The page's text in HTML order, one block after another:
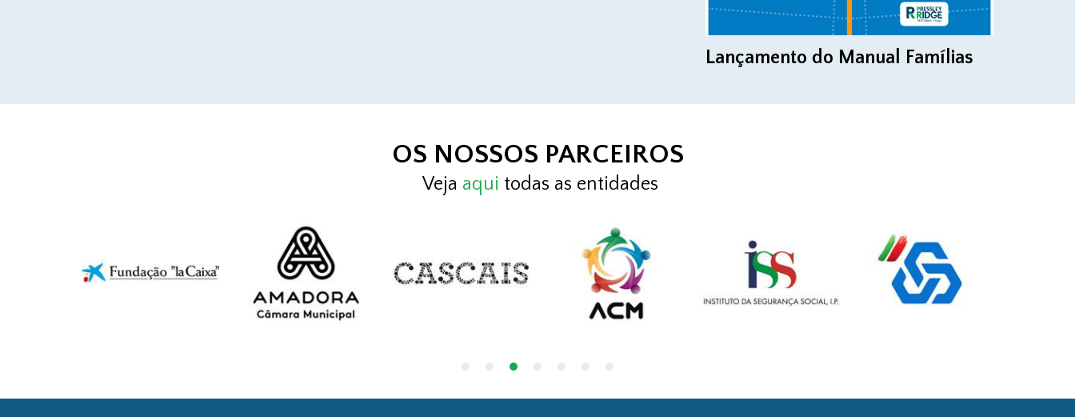
Lançamento do Manual Famílias
OS NOSSOS PARCEIROS
Veja aqui todas as entidades